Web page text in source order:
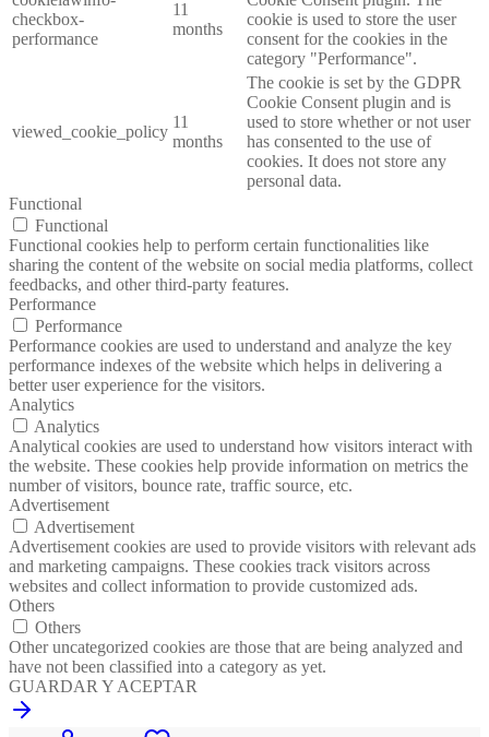
checkbox-
performance
11
months
cookie is used to store the user
consent for the cookies in the
category "Performance".
viewed_cookie_policy
11
months
The cookie is set by the GDPR
Cookie Consent plugin and is
used to store whether or not user
has consented to the use of
cookies. It does not store any
personal data.
Functional
Functional
Functional cookies help to perform certain functionalities like
sharing the content of the website on social media platforms, collect
feedbacks, and other third-party features.
Performance
Performance
Performance cookies are used to understand and analyze the key
performance indexes of the website which helps in delivering a
better user experience for the visitors.
Analytics
Analytics
Analytical cookies are used to understand how visitors interact with
the website. These cookies help provide information on metrics the
number of visitors, bounce rate, traffic source, etc.
Advertisement
Advertisement
Advertisement cookies are used to provide visitors with relevant ads
and marketing campaigns. These cookies track visitors across
websites and collect information to provide customized ads.
Others
Others
Other uncategorized cookies are those that are being analyzed and
have not been classified into a category as yet.
GUARDAR Y ACEPTAR